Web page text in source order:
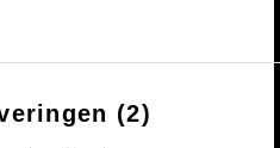
(2)